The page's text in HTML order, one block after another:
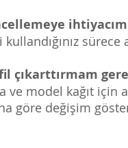
kullandığınız
çıkarttırmam
ve model kağıt
göre değişim